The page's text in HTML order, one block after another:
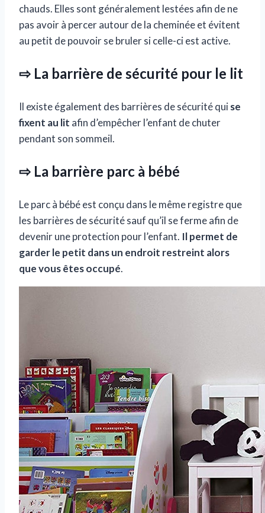
chauds. Elles sont généralement lestées afin de ne
pas avoir à percer autour de la cheminée et évitent
au petit de pouvoir se bruler si celle-ci est active.
⇨ La barrière de sécurité pour le lit
Il existe également des barrières de sécurité quise
fixent au lit afin d’empêcher l’enfant de chuter
pendant son sommeil.
⇨ La barrière parc à bébé
Le parc à bébé est conçu dans le même registre que
les barrières de sécurité sauf qu’il se ferme afin de
devenir une protection pour l’enfant. Il permet de
garder le petit dans un endroit restreint alors
que vous êtes occupé.